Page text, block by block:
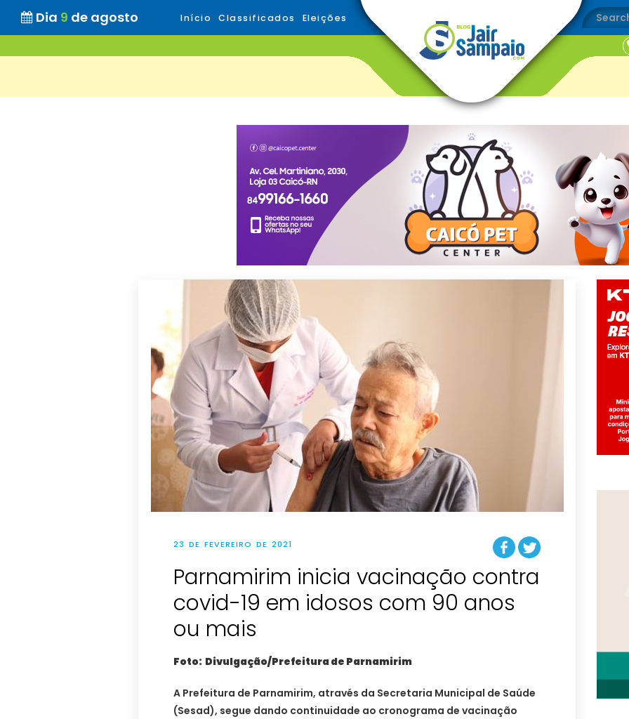
Dia 9 de agosto Início Classificados Eleições
23 DE FEVEREIRO DE 2021
Parnamirim inicia vacinação contra
covid-19 em idosos com 90 anos
ou mais
Foto: Divulgação/Prefeitura de Parnamirim
A Prefeitura de Parnamirim, através da Secretaria Municipal de Saúde
(Sesad), segue dando continuidade ao cronograma de vacinação